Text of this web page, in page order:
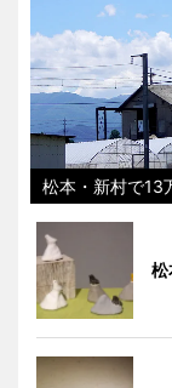
松本・新村で13
松